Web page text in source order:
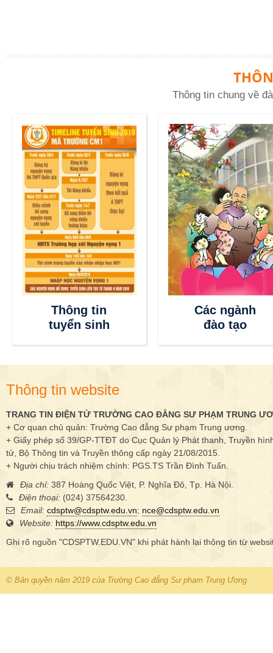
Thông tin chung về
Thông tin website
TRANG TIN ĐIỆN TỬ TRƯỜNG CAO ĐẲNG SƯ PHẠM TRUNG
+ Cơ quan chủ quản: Trường Cao đẳng Sư phạm Trung ương.
+ Giấy phép số 39/GP-TTĐT do Cục Quản lý Phát thanh, Truyền
tử, Bộ Thông tin và Truyền thông cấp ngày 21/08/2015.
+ Người chịu trách nhiệm chính: PGS.TS Trần Đình Tuấn.
Địa chỉ: 387 Hoàng Quốc Việt, P. Nghĩa Đô, Tp. Hà Nội.
Điện thoại: (024) 37564230.
Email: cdsptw@cdsptw.edu.vn; nce@cdsptw.edu.vn
Website: https://www.cdsptw.edu.vn
Ghi rõ nguồn "CDSPTW.EDU.VN" khi phát hành lại thông tin từ
© Bản quyền năm 2019 của Trường Cao đẳng Sư phạm Trung Ương